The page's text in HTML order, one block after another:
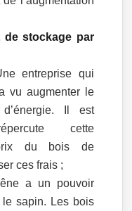
de stockage par
entreprise qui
vu augmenter le
Il est
cette
du bois de
ces frais ;
a un pouvoir
sapin. Les bois